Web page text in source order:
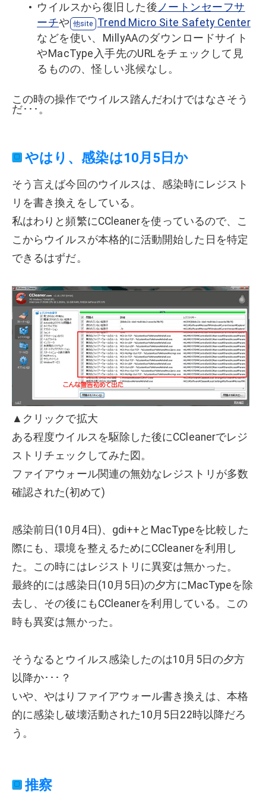
ウイルスから復旧した後 ノートンセーフサ
ーチや
Trend Micro Site Safety Center
などを使い、MillyAAのダウンロードサイト
やMacType入手先のURLをチェックして見
るものの、怪しい兆候なし。
この時の操作でウイルス踏んだわけではなさそう
だ･･･。
やはり、感染は10月5日か
そう言えば今回のウイルスは、感染時にレジスト
リを書き換えをしている。
私はわりと頻繁にCCleanerを使っているので、こ
こからウイルスが本格的に活動開始した日を特定
できるはずだ。
▲クリックで拡大
ある程度ウイルスを駆除した後にCCleanerでレジ
ストリチェックしてみた図。
ファイアウォール関連の無効なレジストリが多数
確認された(初めて)
感染前日(10月4日)、gdi++とMacTypeを比較した
際にも、環境を整えるためにCCleanerを利用し
た。この時にはレジストリに異変は無かった。
最終的には感染日(10月5日)の夕方にMacTypeを除
去し、その後にもCCleanerを利用している。この
時も異変は無かった。
そうなるとウイルス感染したのは10月5日の夕方
以降か･･･？
いや、やはりファイアウォール書き換えは、本格
的に感染し破壊活動された10月5日22時以降だろ
う。
推察